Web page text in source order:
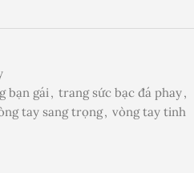
bạn gái , trang sức bạc đá phay,
tay sang trọng, vòng tay tinh